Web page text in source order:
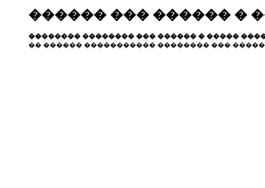
������ ��� ������ �
�������� �������� ��� ������ � �����
�� ������ ����������� �������� ���